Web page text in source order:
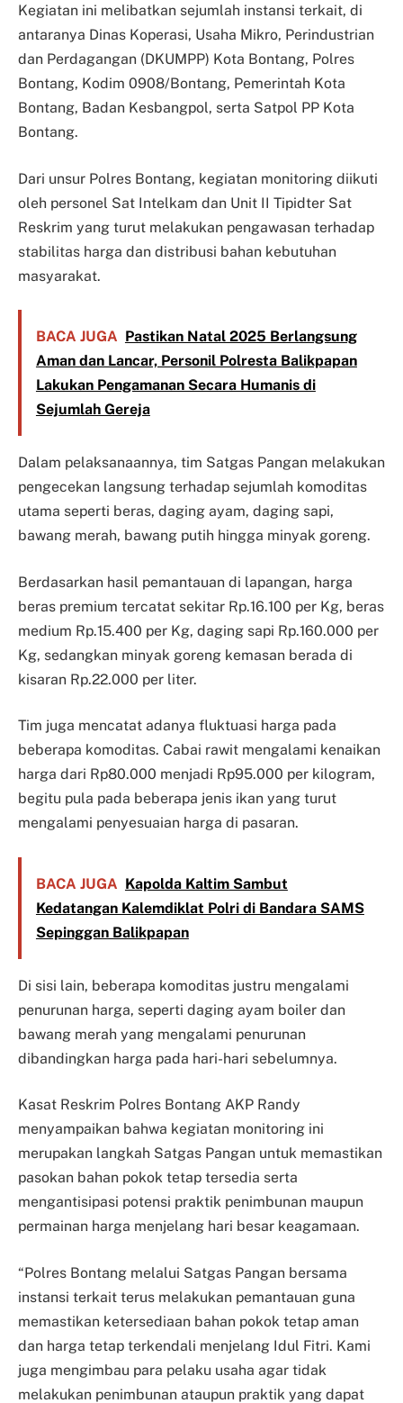
Kegiatan ini melibatkan sejumlah instansi terkait, di
antaranya Dinas Koperasi, Usaha Mikro, Perindustrian
dan Perdagangan (DKUMPP) Kota Bontang, Polres
Bontang, Kodim 0908/Bontang, Pemerintah Kota
Bontang, Badan Kesbangpol, serta Satpol PP Kota
Bontang.
Dari unsur Polres Bontang, kegiatan monitoring diikuti
oleh personel Sat Intelkam dan Unit II Tipidter Sat
Reskrim yang turut melakukan pengawasan terhadap
stabilitas harga dan distribusi bahan kebutuhan
masyarakat.
BACA JUGA Pastikan Natal 2025 Berlangsung
Aman dan Lancar, Personil Polresta Balikpapan
Lakukan Pengamanan Secara Humanis di
Sejumlah Gereja
Dalam pelaksanaannya, tim Satgas Pangan melakukan
pengecekan langsung terhadap sejumlah komoditas
utama seperti beras, daging ayam, daging sapi,
bawang merah, bawang putih hingga minyak goreng.
Berdasarkan hasil pemantauan di lapangan, harga
beras premium tercatat sekitar Rp.16.100 per Kg, beras
medium Rp.15.400 per Kg, daging sapi Rp.160.000 per
Kg, sedangkan minyak goreng kemasan berada di
kisaran Rp.22.000 per liter.
Tim juga mencatat adanya fluktuasi harga pada
beberapa komoditas. Cabai rawit mengalami kenaikan
harga dari Rp80.000 menjadi Rp95.000 per kilogram,
begitu pula pada beberapa jenis ikan yang turut
mengalami penyesuaian harga di pasaran.
BACA JUGA Kapolda Kaltim Sambut
Kedatangan Kalemdiklat Polri di Bandara SAMS
Sepinggan Balikpapan
Di sisi lain, beberapa komoditas justru mengalami
penurunan harga, seperti daging ayam boiler dan
bawang merah yang mengalami penurunan
dibandingkan harga pada hari-hari sebelumnya.
Kasat Reskrim Polres Bontang AKP Randy
menyampaikan bahwa kegiatan monitoring ini
merupakan langkah Satgas Pangan untuk memastikan
pasokan bahan pokok tetap tersedia serta
mengantisipasi potensi praktik penimbunan maupun
permainan harga menjelang hari besar keagamaan.
“Polres Bontang melalui Satgas Pangan bersama
instansi terkait terus melakukan pemantauan guna
memastikan ketersediaan bahan pokok tetap aman
dan harga tetap terkendali menjelang Idul Fitri. Kami
juga mengimbau para pelaku usaha agar tidak
melakukan penimbunan ataupun praktik yang dapat